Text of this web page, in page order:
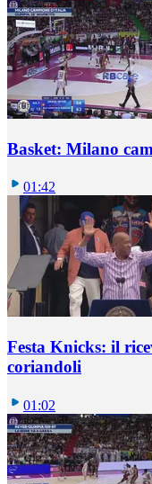
Basket: Milano
01:42
Festa Knicks: il
coriandoli
01:02